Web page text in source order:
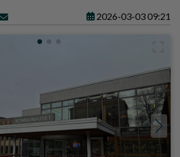
2026-03-03 09:21